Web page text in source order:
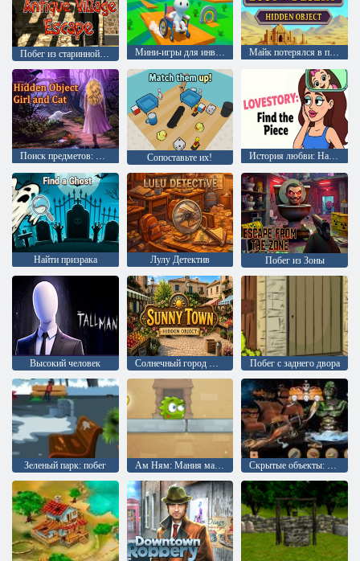
Побег из старинной деревни Мини-игры для инвалидных колясок Майк потерялся в пустыне: поиск предметов
Поиск предметов: Девочка и кот Сопоставьте их! История любви: Найди кусочек
Найти призрака Лулу Детектив Побег из Зоны
Высокий человек Солнечный город Поиск предметов Побег с заднего двора
Зеленый парк: побег Ам Ням: Мания манго Скрытые объекты: пиратские сокровища